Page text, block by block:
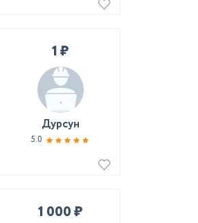
1 ₽
Дурсун
5.0
1 000 ₽